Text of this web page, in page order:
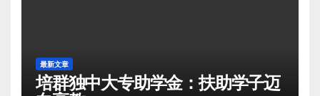
最新文章
培群独中大专助学金：扶助学子迈